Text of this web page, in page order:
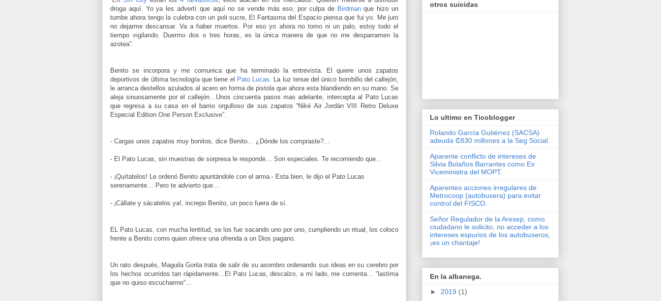
droga aquí. Yo ya les advertí que aquí no se vende más eso, por culpa de Birdmanque hizo un
tumbe ahora tengo la culebra con un poli sucre, El Fantasma del Espacio piensa que fui yo. Me juro
no dejarme descansar. Va a haber muertos. Por eso yo ahora no tomo ni un palo, estoy todo el
tiempo vigilando. Duermo dos o tres horas, es la única manera de que no me desparramen la
azotea”.
Benito se incorpora y me comunica que ha terminado la entrevista. El quiere unos zapatos
deportivos de última tecnología que tiene el Pato Lucas. La luz tenue del único bombillo del callejón,
le arranca destellos azulados al acero en forma de pistola que ahora esta blandiendo en su mano. Se
aleja sinuosamente por el callejón…Unos cincuenta pasos mas adelante, intercepta al Pato Lucas
que regresa a su casa en el barrio orgulloso de sus zapatos “Niké Air Jordán VIII Retro Deluxe
Especial Edition One Person Exclusive”.
- Cargas unos zapatos muy bonitos, dice Benito… ¿Dónde los compraste?...
- El Pato Lucas, sin muestras de sorpresa le responde… Son especiales. Te recomiendo que…
- ¡Quítatelos! Le ordenó Benito apuntándole con el arma.- Esta bien, le dijo el Pato Lucas
serenamente… Pero te advierto que…
- ¡Cállate y sácatelos ya!, increpo Benito, un poco fuera de sí.
EL Pato Lucas, con mucha lentitud, se los fue sacando uno por uno, cumpliendo un ritual, los coloco
frente a Benito como quien ofrece una ofrenda a un Dios pagano.
Un rato después, Maguila Gorila trata de salir de su asombro ordenando sus ideas en su cerebro por
los hechos ocurridos tan rápidamente…El Pato Lucas, descalzo, a mi lado, me comenta… “lastima
que no quiso escucharme”…
otros suicidas
Lo ultimo en Ticoblogger
Rolando García Gutiérrez (SACSA)
adeuda ₵830 millones a la Seg Social.
Aparente conflicto de intereses de
Silvia Bolaños Barrantes como Ex
Viceministra del MOPT.
Aparentes acciones irregulares de
Metrocoop (autobusera) para evitar
control del FISCO.
Señor Regulador de la Aresep, como
ciudadano le solicito, no acceder a los
intereses espurios de los autobuseros,
¡es un chantaje!
En la albanega.
► 2019 (1)